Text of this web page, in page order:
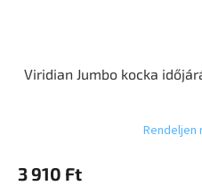
Viridian Jumbo kocka
Rendeljen
3 910 Ft